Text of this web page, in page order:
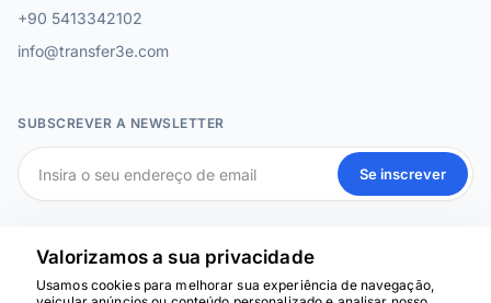
+90 5413342102
info@transfer3e.com
SUBSCREVER A NEWSLETTER
Se inscrever
Valorizamos a sua privacidade
Usamos cookies para melhorar sua experiência de navegação,